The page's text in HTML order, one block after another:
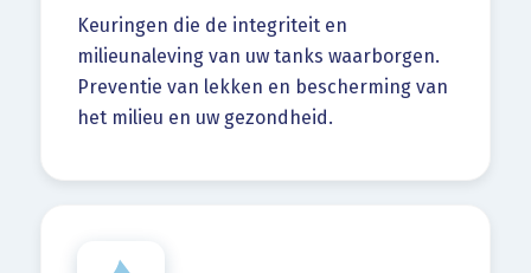
Keuringen die de integriteit en
milieunaleving van uw tanks waarborgen.
Preventie van lekken en bescherming van
het milieu en uw gezondheid.